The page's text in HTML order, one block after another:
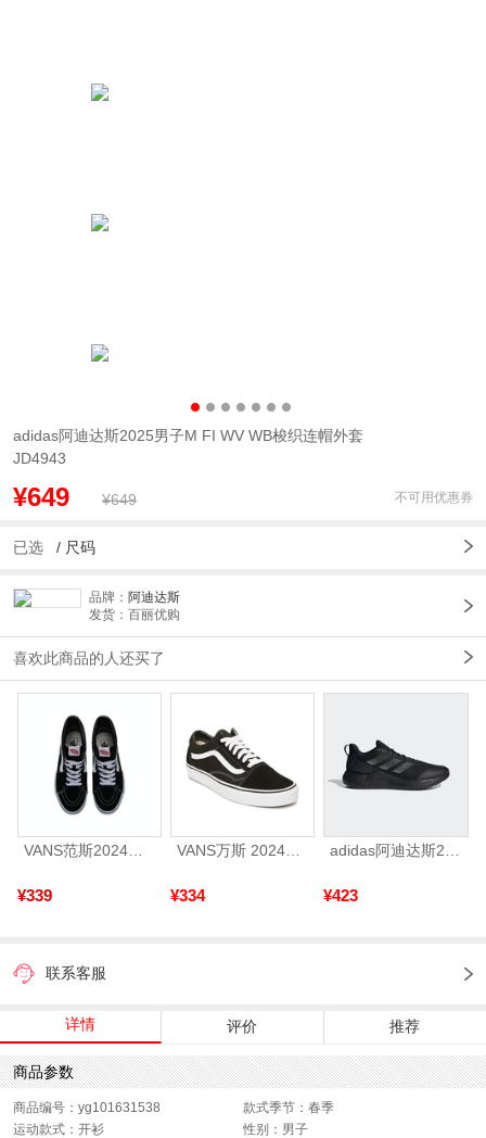
adidas阿迪达斯2025男子M FI WV WB梭织连帽外套
JD4943
¥649 ¥649 不可用优惠券
已选 / 尺码
品牌： 阿迪达斯
发货：百丽优购
喜欢此商品的人还买了
VANS范斯2024中性SK8-HiCL帆布鞋/硫化鞋VN000D5IB8C
¥339 ¥334 ¥423
联系客服
详情 评价 推荐
商品参数
商品编号：yg101631538
款式季节：春季
运动款式：开衫
性别：男子